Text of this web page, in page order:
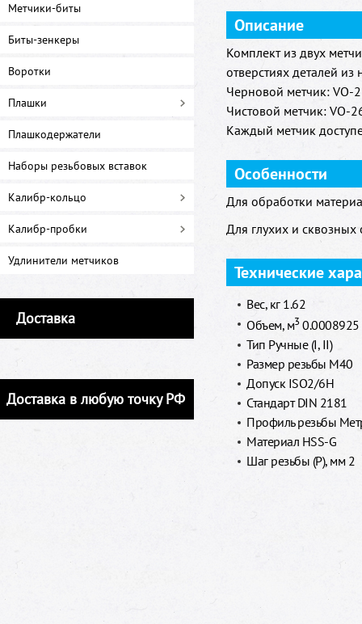
Метчики-биты
Биты-зенкеры
Воротки
Плашки
Плашкодержатели
Наборы резьбовых вставок
Калибр-кольцо
Калибр-пробки
Удлинители метчиков
Доставка
Доставка в любую точку РФ
Описание
Комплект из двух
отверстиях деталей
Черновой метчик: VO-
Чистовой метчик: VO-
Каждый метчик
Особенности
Для обработки
Для глухих и сквозных
Технические
Вес, кг 1.62
Объем, м3 0.0008925
Тип Ручные (I, II)
Размер резьбы M40
Допуск ISO2/6H
Стандарт DIN 2181
Профиль резьбы
Материал HSS-G
Шаг резьбы (P), мм 2